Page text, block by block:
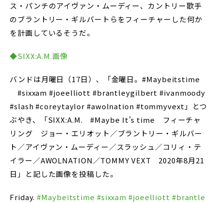
ス・パンチのアイヴァン・ムーディー、カントリー歌手
のブラントリー・ギルバートらをフィーチャーした何か
を計画しているそうだ。
◆SIXX:A.M.画像
バンドは月曜日（17日）、「金曜日。#Maybeitstime
#sixxam #joeelliott #brantleygilbert #ivanmoody
#slash #coreytaylor #awolnation #tommyvext」とつ
ぶやき、「SIXX:A.M. #Maybe It’s time フィーチャ
リング ジョー・エリオット／ブラントリー・ギルバー
ト／アイヴァン・ムーディー／スラッシュ／コリィ・テ
イラー／AWOLNATION／TOMMY VEXT 2020年8月21
日」と記した画像を投稿した。
Friday.#Maybeitstime #sixxam #joeelliott #brantle